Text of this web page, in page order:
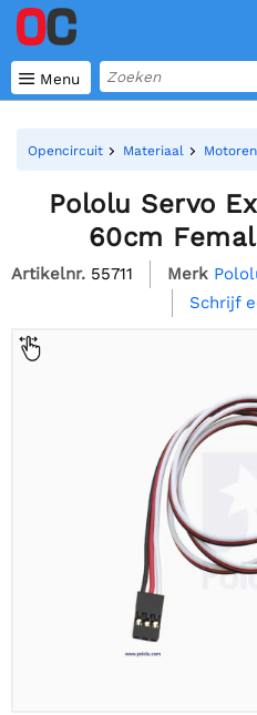
 Menu
Opencircuit Materiaal Motoren
Pololu Servo
60cm
Artikelnr. 55711 Merk
Schrijf